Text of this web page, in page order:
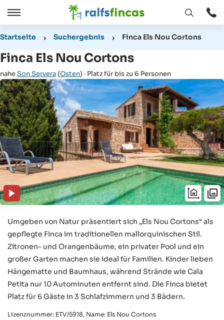
Öffnen
Schließen
Fenster
Startseite Suchergebnis Finca Els Nou Cortons
Finca Els Nou Cortons
naheSon Servera (Osten) · Platz für bis zu 6 Personen
Umgeben von Natur präsentiert sich „Els Nou Cortons“ als
gepflegte Finca im traditionellen mallorquinischen Stil.
Zitronen- und Orangenbäume, ein privater Pool und ein
großer Garten machen sie ideal für Familien. Kinder lieben
Hängematte und Baumhaus, während Strände wie Cala
Petita nur 10 Autominuten entfernt sind. Die Finca bietet
Platz für 6 Gäste in 3 Schlafzimmern und 3 Bädern.
Lizenznummer: ETV/5918, Name: Els Nou Cortons